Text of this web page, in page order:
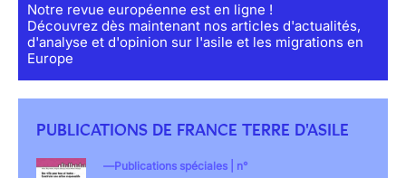
Notre revue européenne est en ligne !
Découvrez dès maintenant nos articles d'actualités,
d'analyse et d'opinion sur l'asile et les migrations en
Europe
PUBLICATIONS DE FRANCE TERRE D'ASILE
Publications spéciales | n°